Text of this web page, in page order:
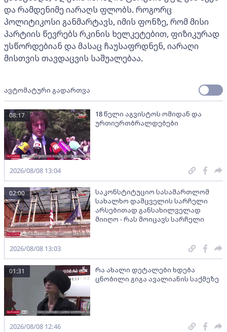
და რამდენიმე იარაღს ფლობს. როგორც
პოლიტიკოსი განმარტავს, იმის ფონზე, რომ მისი
პარტიის წევრებს რკინის ხელკეტებით, ფიზიკურად
უსწორდებიან და მასაც ჩაუსაფრდნენ, იარაღი
მისთვის თავდაცვის საშუალებაა.
ავტომატური გადართვა
18 წელი აგვისტოს ომიდან და
ურთიერთბრალდებები
08:17
2026/08/08 13:04
საკონსტიტუციო სასამართლომ
სახალხო დამცველის სარჩელი
არსებითად განსახილველად
მიიღო - რას მოიცავს სარჩელი
02:00
2026/08/08 13:03
რა ახალი დეტალები ხდება
ცნობილი გიგა ავალიანის საქმეზე
01:31
2026/08/08 12:46